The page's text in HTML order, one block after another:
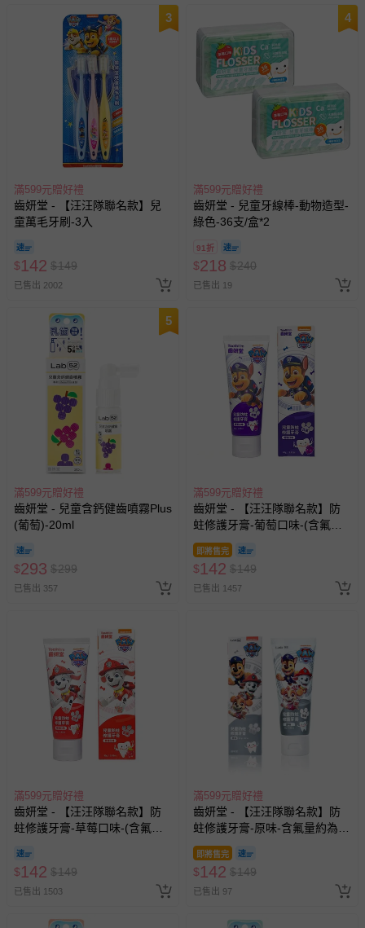
3
滿599元贈好禮
齒妍堂 - 【汪汪隊聯名款】兒
童萬毛牙刷-3入
$142 $149
已售出 2002
4
滿599元贈好禮
齒妍堂 - 兒童牙線棒-動物造型-
綠色-36支/盒*2
91折
$218 $240
已售出 19
5
滿599元贈好禮
齒妍堂 - 兒童含鈣健齒噴霧Plus
(葡萄)-20ml
$293 $299
已售出 357
滿599元贈好禮
齒妍堂 - 【汪汪隊聯名款】防
蛀修護牙膏-葡萄口味-(含氟，
約為1200ppm)-80g
即將售完
$142 $149
已售出 1457
滿599元贈好禮
齒妍堂 - 【汪汪隊聯名款】防
蛀修護牙膏-草莓口味-(含氟，
$142 $149
已售出 1503
滿599元贈好禮
齒妍堂 - 【汪汪隊聯名款】防
蛀修護牙膏-原味-含氟量約為
1200ppm-80g
即將售完
$142 $149
已售出 97